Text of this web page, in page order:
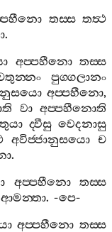
තස‍්ස තත්‍ථ
.
අප‍්පහීනො තස‍්ස
පුග‍්ගලානං
අප‍්පහීනො,
වා අප‍්පහීනොති
ද‍්වීසු වෙදනාසු
අවිජ‍්ජානුසයො ච
.
අප‍්පහීනො
තස‍්ස
ආමන‍්තා. -පෙ-
අප‍්පහීනො තස‍්ස